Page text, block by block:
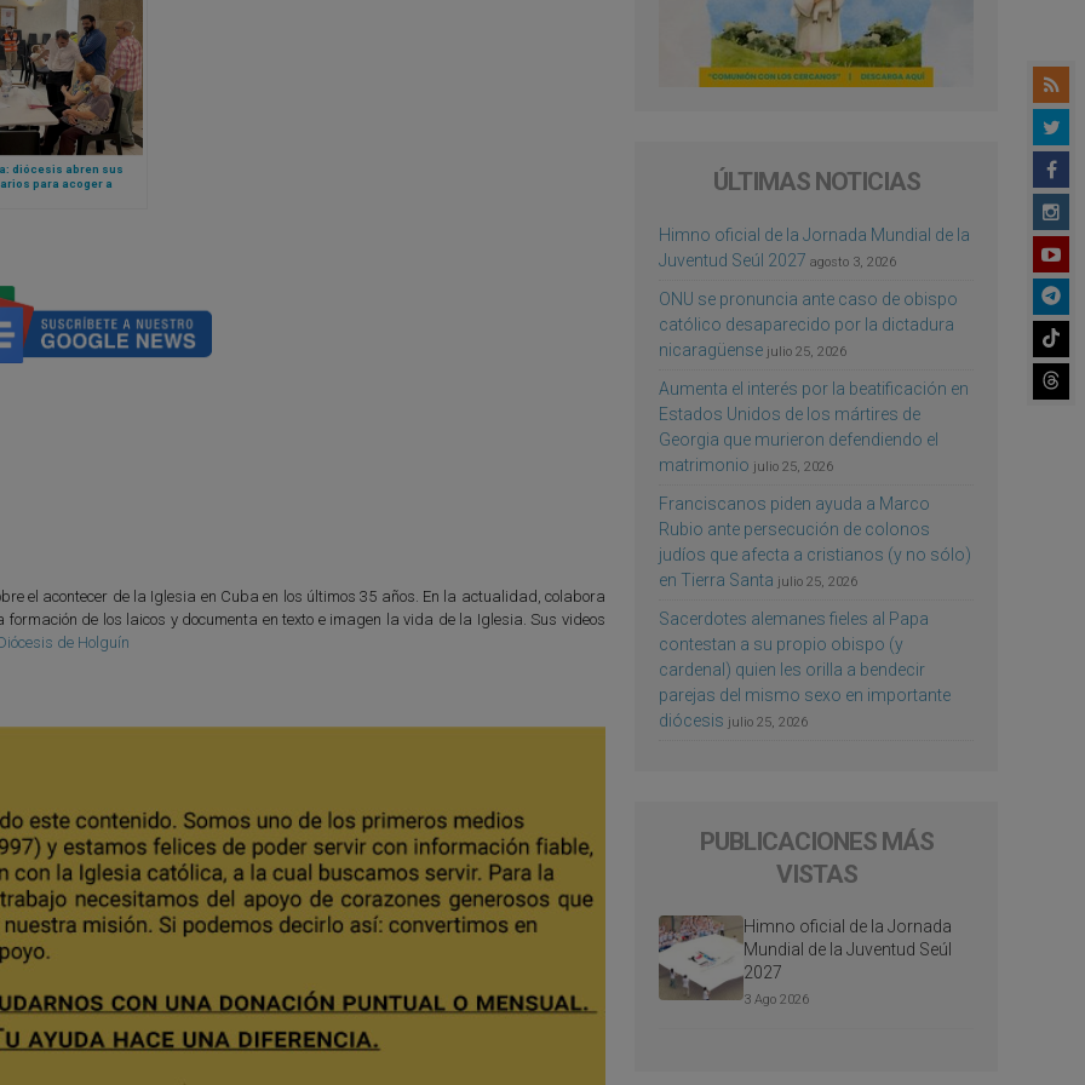
diócesis abren sus
para acoger a
el acontecer de la Iglesia en Cuba en los últimos 35 años. En la actualidad, colabora
formación de los laicos y documenta en texto e imagen la vida de la Iglesia. Sus videos
de Holguín
ÚLTIMAS NOTICIAS
Himno oficial de la Jornada Mundial de la
Juventud Seúl 2027 agosto 3, 2026
ONU se pronuncia ante caso de obispo
católico desaparecido por la dictadura
nicaragüense julio 25, 2026
Aumenta el interés por la beatificación en
Estados Unidos de los mártires de
Georgia que murieron defendiendo el
matrimonio julio 25, 2026
Franciscanos piden ayuda a Marco
Rubio ante persecución de colonos
judíos que afecta a cristianos (y no sólo)
en Tierra Santa julio 25, 2026
Sacerdotes alemanes fieles al Papa
contestan a su propio obispo (y
cardenal) quien les orilla a bendecir
parejas del mismo sexo en importante
diócesis julio 25, 2026
PUBLICACIONES MÁS
VISTAS
Himno oficial de la Jornada
Mundial de la Juventud Seúl
2027
3 Ago 2026